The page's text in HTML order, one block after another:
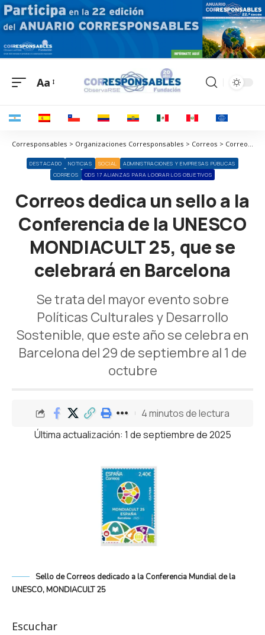
Aa
Corresponsables > Organizaciones Corresponsables > Correos > Correos dedica un sello a la Conferencia de la UNESCO MONDIACULT 25, que se celebrará en Barcelona
DESTACADO NOTICIAS SOCIAL
ADMINISTRACIONES Y EMPRESAS PÚBLICAS
CORREOS
ODS 17 ALIANZAS PARA LOGRAR LOS OBJETIVOS
Correos dedica un sello a la
Conferencia de la UNESCO
MONDIACULT 25, que se
celebrará en Barcelona
Se trata del mayor evento sobre
Políticas Culturales y Desarrollo
Sostenible, que este año se celebra en
Barcelona del 29 de septiembre al 1 de
octubre
Última actualización: 1 de septiembre de 2025
4 minutos de lectura
Sello de Correos dedicado a la Conferencia Mundial de la
UNESCO, MONDIACULT 25
Escuchar